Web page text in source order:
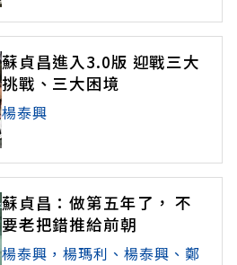
蘇貞昌進入3.0版 迎戰三大
挑戰、三大困境
楊泰興
蘇貞昌：做第五年了， 不
要老把錯推給前朝
楊泰興，楊瑪利、楊泰興、鄭